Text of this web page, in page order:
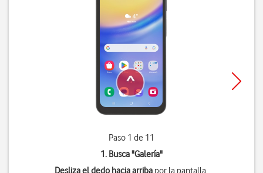
Paso 1 de 11
1. Busca "Galería"
Desliza el dedo hacia arriba por la pantalla.